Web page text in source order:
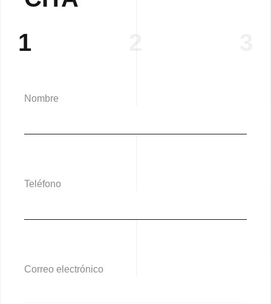
1
2 3
Nombre
Teléfono
Correo electrónico